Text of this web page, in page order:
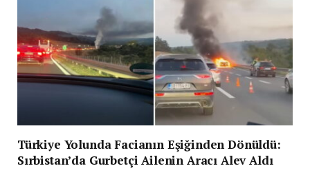
Türkiye Yolunda Facianın Eşiğinden Dönüldü:
Sırbistan’da Gurbetçi Ailenin Aracı Alev Aldı